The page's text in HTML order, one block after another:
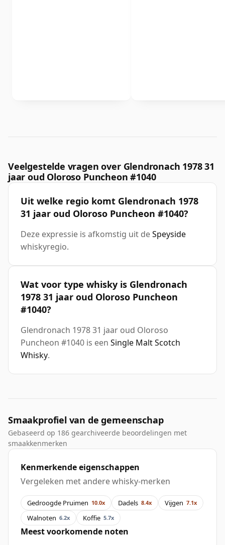
Veelgestelde vragen over Glendronach 1978 31
jaar oud Oloroso Puncheon #1040
Uit welke regio komt Glendronach 1978
31 jaar oud Oloroso Puncheon #1040?
Deze expressie is afkomstig uit deSpeyside
whiskyregio.
Wat voor type whisky is Glendronach
1978 31 jaar oud Oloroso Puncheon
#1040?
Glendronach 1978 31 jaar oud Oloroso
Puncheon #1040 is een Single Malt Scotch
Whisky.
Smaakprofiel van de gemeenschap
Gebaseerd op 186 gearchiveerde beoordelingen met
smaakkenmerken
Kenmerkende eigenschappen
Vergeleken met andere whisky-merken
Gedroogde Pruimen 10.0x Dadels 8.4x Vijgen 7.1x
Walnoten 6.2x Koffie 5.7x
Meest voorkomende noten